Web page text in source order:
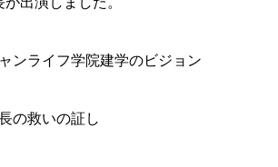
ンライフ学院建学のビジョン
の救いの証し